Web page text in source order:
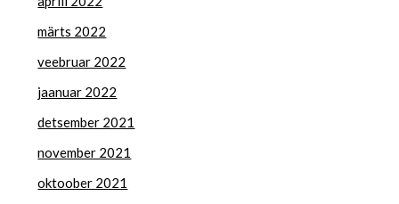
märts 2022
veebruar 2022
jaanuar 2022
detsember 2021
november 2021
oktoober 2021